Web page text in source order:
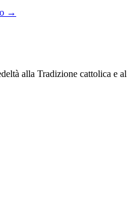
→
alla Tradizione cattolica e